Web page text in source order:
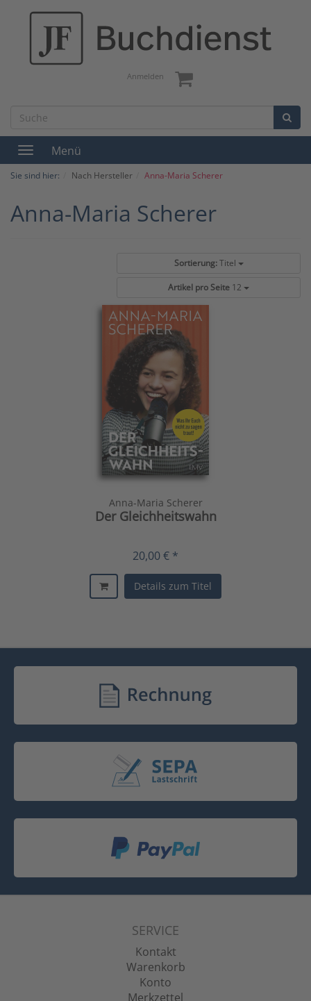
Anmelden
Toggle
navigation
Menü
Sie sind hier: Nach Hersteller Anna-Maria Scherer
Anna-Maria Scherer
Sortierung: Titel
Artikel pro Seite 12
Anna-Maria Scherer
Der Gleichheitswahn
20,00 € *
Details zum Titel
SERVICE
Kontakt
Warenkorb
Konto
Merkzettel